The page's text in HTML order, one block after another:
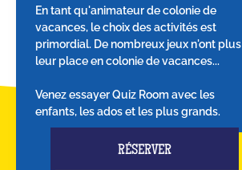
En tant qu'animateur de colonie de
vacances, le choix des activités est
primordial. De nombreux jeux n'ont plus
leur place en colonie de vacances...
Venez essayer Quiz Room avec les
enfants, les ados et les plus grands.
RÉSERVER